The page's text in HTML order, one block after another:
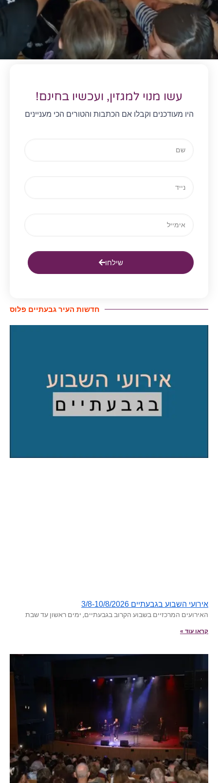
עשו מנוי למגזין, ועכשיו בחינם!
היו מעודכנים וקבלו אם הכתבות והטורים הכי מעניינים
שילחו
חדשות העיר גבעתיים פלוס
אירועי השבוע בגבעתיים 3/8-10/8/2026
האירועים המרכזיים בשבוע הקרוב בגבעתיים, ימים ראשון עד שבת
קראו עוד »